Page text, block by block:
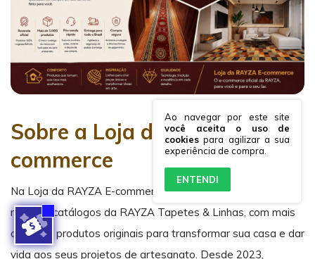
Ao navegar por este site
você aceita o uso de
cookies para agilizar a sua
experiência de compra.
ENTENDI
Sobre a Loja da RAYZA E-
commerce
Na Loja da RAYZA E-commerce, você encontra um dos
maiores catálogos da RAYZA Tapetes & Linhas, com mais
de 3.000 produtos originais para transformar sua casa e dar
vida aos seus projetos de artesanato. Desde 2023,